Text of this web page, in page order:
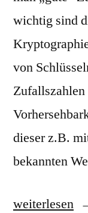
wichtig sind
von
dieser z.B.
bekannten
weiterlesen